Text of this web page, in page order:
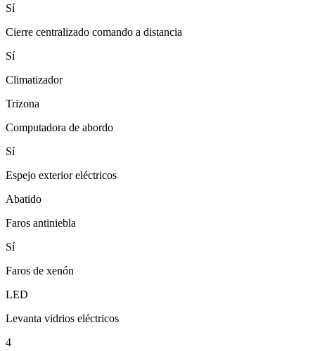
Sí
Cierre centralizado comando a distancia
Sí
Climatizador
Trizona
Computadora de abordo
Sí
Espejo exterior eléctricos
Abatido
Faros antiniebla
Sí
Faros de xenón
LED
Levanta vidrios eléctricos
4